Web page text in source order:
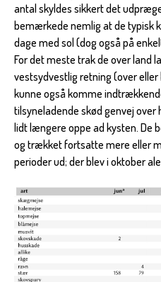
antal skyldes sikkert det
bemærkede nemlig at de typisk
dage med sol (dog også på
For det meste trak de over land
vestsydvestlig retning (over
kunne også komme
tilsyneladende skød genvej
lidt længere oppe ad kysten. De
og trækket fortsatte mere eller
perioder ud; der blev i oktober